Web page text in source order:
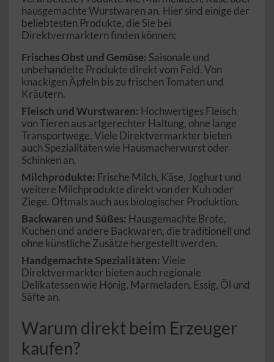
hausgemachte Wurstwaren an. Hier sind einige der
beliebtesten Produkte, die Sie bei
Direktvermarktern finden können:
Frisches Obst und Gemüse: Saisonale und
unbehandelte Produkte direkt vom Feld. Von
knackigen Äpfeln bis zu frischen Tomaten und
Kräutern.
Fleisch und Wurstwaren: Hochwertiges Fleisch
von Tieren aus artgerechter Haltung, ohne lange
Transportwege. Viele Direktvermarkter bieten
auch Spezialitäten wie Hausmacherwurst oder
Schinken an.
Milchprodukte: Frische Milch, Käse, Joghurt und
weitere Milchprodukte direkt von der Kuh oder
Ziege. Oftmals auch aus biologischer Produktion.
Backwaren und Süßes: Hausgemachte Brote,
Kuchen und andere Backwaren, die traditionell und
ohne künstliche Zusätze hergestellt werden.
Handgemachte Spezialitäten:Viele
Direktvermarkter bieten auch regionale
Delikatessen wie Honig, Marmeladen, Essig, Öl und
Säfte an.
Warum direkt beim Erzeuger
kaufen?